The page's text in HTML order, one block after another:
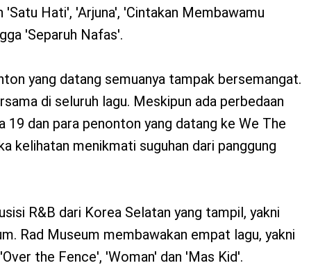
'Satu Hati', 'Arjuna', 'Cintakan Membawamu
'Separuh Nafas'.
yang datang semuanya tampak bersemangat.
di seluruh lagu. Meskipun ada perbedaan
19 dan para penonton yang datang ke We The
kelihatan menikmati suguhan dari panggung
R&B dari Korea Selatan yang tampil, yakni
Rad Museum membawakan empat lagu, yakni
the Fence', 'Woman' dan 'Mas Kid'.